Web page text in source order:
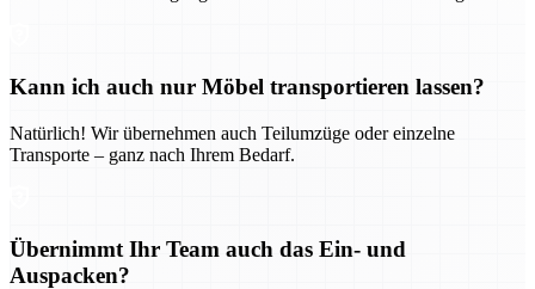
Kann ich auch nur Möbel transportieren lassen?
Natürlich! Wir übernehmen auch Teilumzüge oder einzelne
Transporte – ganz nach Ihrem Bedarf.
Übernimmt Ihr Team auch das Ein- und
Auspacken?